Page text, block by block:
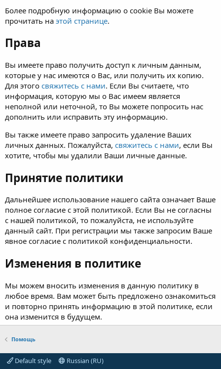
Более подробную информацию о cookie Вы можете
прочитать на этой странице.
Права
Вы имеете право получить доступ к личным данным,
которые у нас имеются о Вас, или получить их копию.
Для этого свяжитесь с нами. Если Вы считаете, что
информация, которую мы о Вас имеем является
неполной или неточной, то Вы можете попросить нас
дополнить или исправить эту информацию.
Вы также имеете право запросить удаление Ваших
личных данных. Пожалуйста, свяжитесь с нами, если Вы
хотите, чтобы мы удалили Ваши личные данные.
Принятие политики
Дальнейшее использование нашего сайта означает Ваше
полное согласие с этой политикой. Если Вы не согласны
с нашей политикой, то пожалуйста, не используйте
данный сайт. При регистрации мы также запросим Ваше
явное согласие с политикой конфиденциальности.
Изменения в политике
Мы можем вносить изменения в данную политику в
любое время. Вам может быть предложено ознакомиться
и повторно принять информацию в этой политике, если
она изменится в будущем.
Помощь
Default style Russian (RU)